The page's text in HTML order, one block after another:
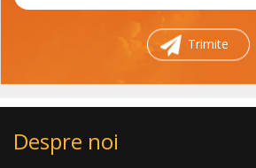
Trimite
Despre noi